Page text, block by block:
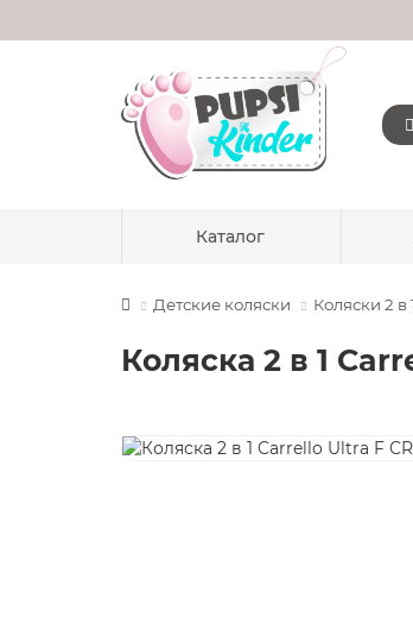
Каталог
Детские коляски Коляски 2 в
Коляска 2 в 1